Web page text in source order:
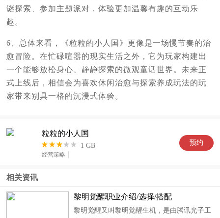
谜探索、参加主题派对，体验更加温馨有趣的互动乐
趣。
6、总体来看，《粒粒的小人国》更像是一场慢节奏的治
愈冒险。在忙碌喧嚣的现实生活之外，它为玩家构建出
一个能够放松身心、静静探索的微观童话世界。未来正
式上线后，相信会为喜欢休闲治愈与探索养成玩法的玩
家带来别具一格的沉浸式体验。
粒粒的小人国
1 GB
经营策略
预约
相关资讯
黎明觉醒职业介绍/选择/搭配
黎明觉醒又叫黎明觉醒生机，是由腾讯光子工